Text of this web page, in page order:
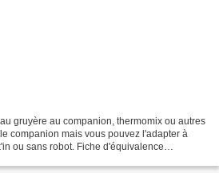
gruyère au companion, thermomix ou autres
companion mais vous pouvez l'adapter à
ou sans robot. Fiche d'équivalence